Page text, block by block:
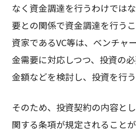
なく資金調達を行うわけでは
要との関係で資金調達を行う
資家であるVC等は、ベンチャ
金需要に対応しつつ、投資の
金額などを検討し、投資を行う
そのため、投資契約の内容と
関する条項が規定されること